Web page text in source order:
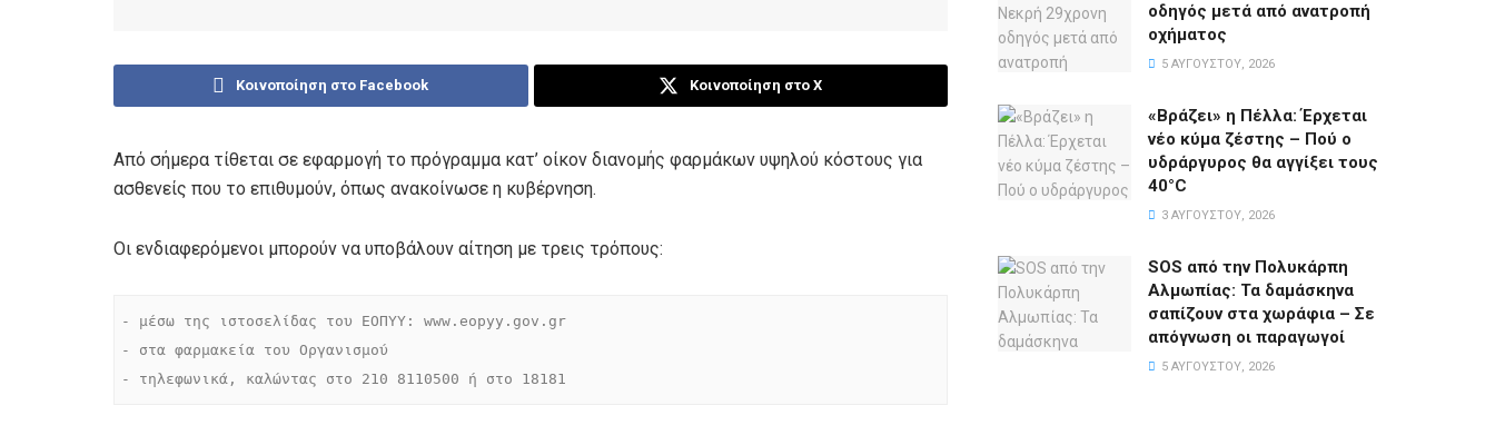
Κοινοποίηση στο Facebook Κοινοποίηση στο X
Από σήμερα τίθεται σε εφαρμογή το πρόγραμμα κατ’ οίκον διανομής φαρμάκων υψηλού κόστους για
ασθενείς που το επιθυμούν, όπως ανακοίνωσε η κυβέρνηση.
Οι ενδιαφερόμενοι μπορούν να υποβάλουν αίτηση με τρεις τρόπους:
- μέσω της ιστοσελίδας του ΕΟΠΥΥ: www.eopyy.gov.gr
- στα φαρμακεία του Οργανισμού
- τηλεφωνικά, καλώντας στο 210 8110500 ή στο 18181
οδηγός μετά από ανατροπή
οχήματος
5 ΑΥΓΟΎΣΤΟΥ, 2026
«Βράζει» η Πέλλα: Έρχεται
νέο κύμα ζέστης – Πού ο
υδράργυρος θα αγγίξει τους
40°C
3 ΑΥΓΟΎΣΤΟΥ, 2026
SOS από την Πολυκάρπη
Αλμωπίας: Τα δαμάσκηνα
σαπίζουν στα χωράφια – Σε
απόγνωση οι παραγωγοί
5 ΑΥΓΟΎΣΤΟΥ, 2026